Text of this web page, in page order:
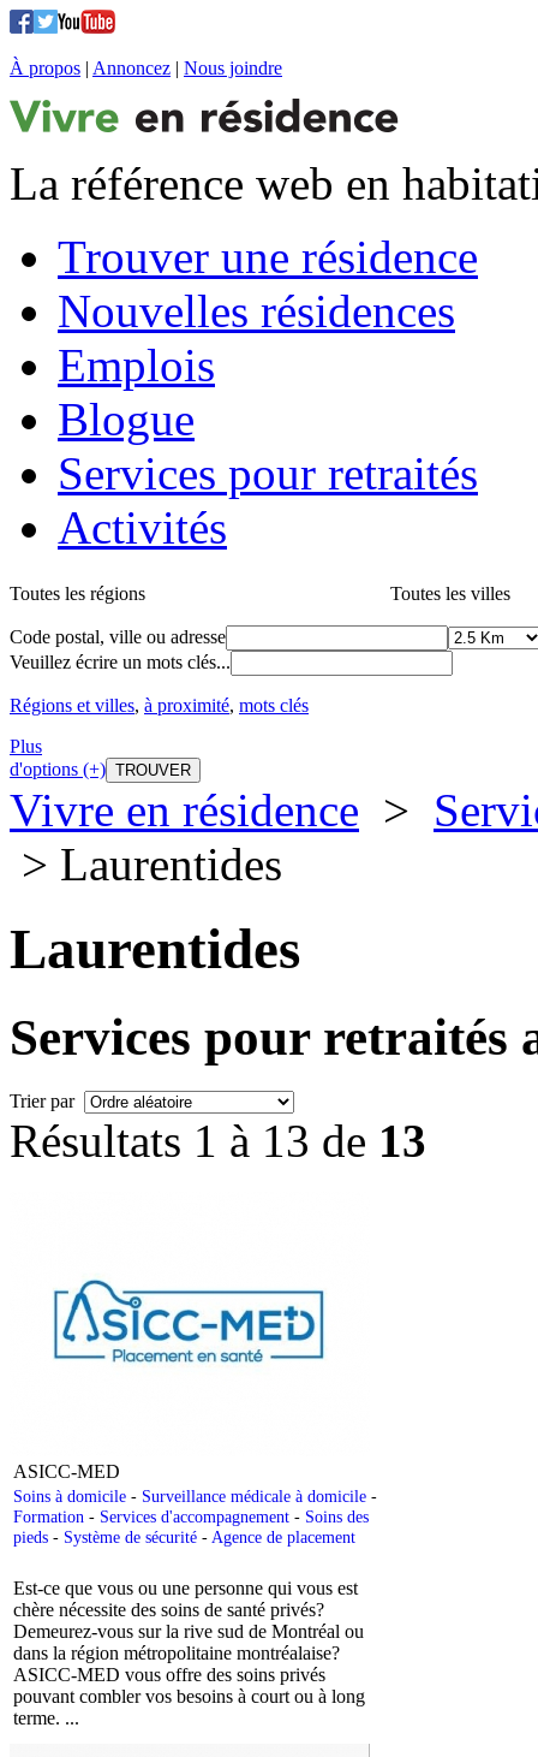
À propos | Annoncez | Nous joindre
La référence web en
Trouver une résidence
Nouvelles résidences
Emplois
Blogue
Services pour retraités
Activités
Toutes les régions Toutes les villes
Code postal, ville ou adresse
Veuillez écrire un mots clés...
Régions et villes, à proximité, mots clés
Plus
d'options (+)
Vivre en résidence >
> Laurentides
Laurentides
Services pour retraités
Trier par
Résultats 1 à 13 de 13
ASICC-MED
Soins à domicile - Surveillance médicale à domicile -
Formation - Services d'accompagnement - Soins des
pieds - Système de sécurité - Agence de placement
Est-ce que vous ou une personne qui vous est
chère nécessite des soins de santé privés?
Demeurez-vous sur la rive sud de Montréal ou
dans la région métropolitaine montréalaise?
ASICC-MED vous offre des soins privés
pouvant combler vos besoins à court ou à long
terme. ...